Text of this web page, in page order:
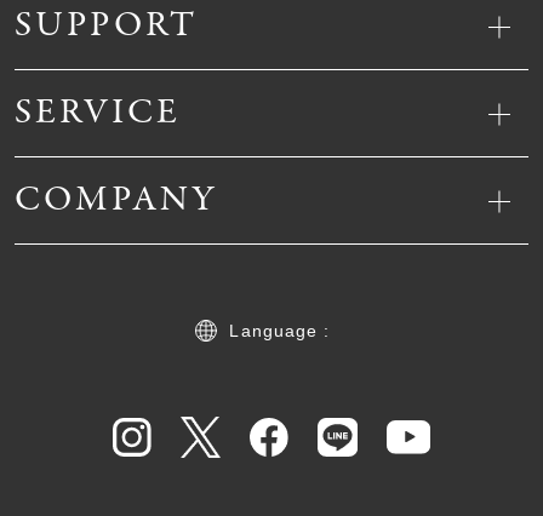
SUPPORT
SERVICE
COMPANY
Language :